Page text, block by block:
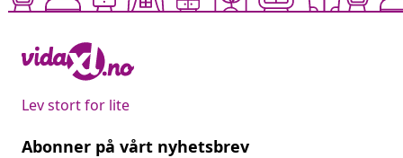
Lev stort for lite
Abonner på vårt nyhetsbrev